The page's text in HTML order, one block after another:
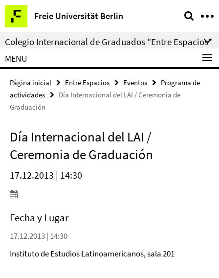
Springe
direkt
zu
Inhalt
Freie Universität Berlin
Herramientas
de
navegación
Colegio Internacional de Graduados "Entre Espacios"
MENU
Página inicial Entre Espacios Eventos
Programa de
actividades
Día Internacional del LAI / Ceremonia de
Graduación
Día Internacional del LAI /
Ceremonia de Graduación
17.12.2013 | 14:30
Fecha y Lugar
17.12.2013 | 14:30
Instituto de Estudios Latinoamericanos, sala 201